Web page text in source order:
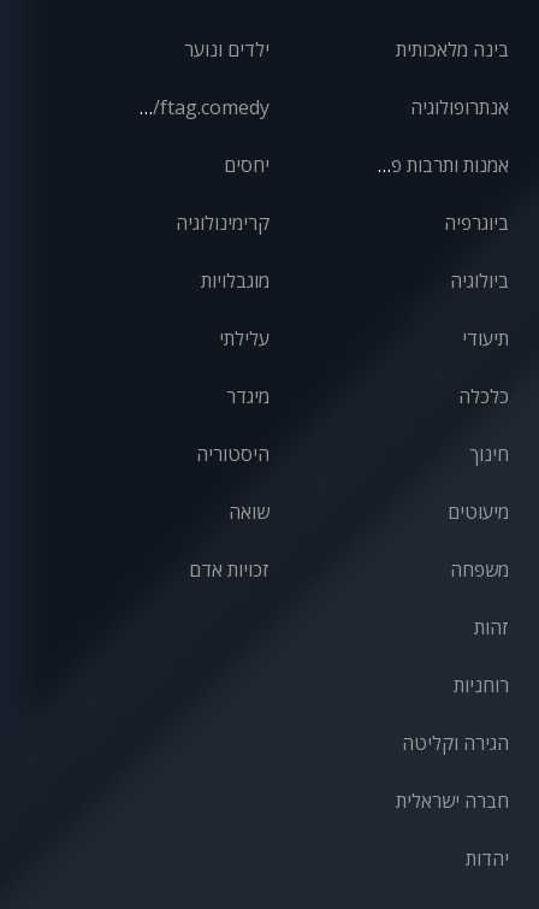
בינה מלאכותית
אנתרופולוגיה
אמנות ותרבות פופולרית
ביוגרפיה
ביולוגיה
ילדים ונוער
front/ftag.comedy
יחסים
קרימינולוגיה
מוגבלויות
תיעודי
כלכלה
חינוך
מיעוטים
משפחה
עלילתי
מיגדר
היסטוריה
שואה
זכויות אדם
זהות
רוחניות
הגירה וקליטה
חברה ישראלית
יהדות